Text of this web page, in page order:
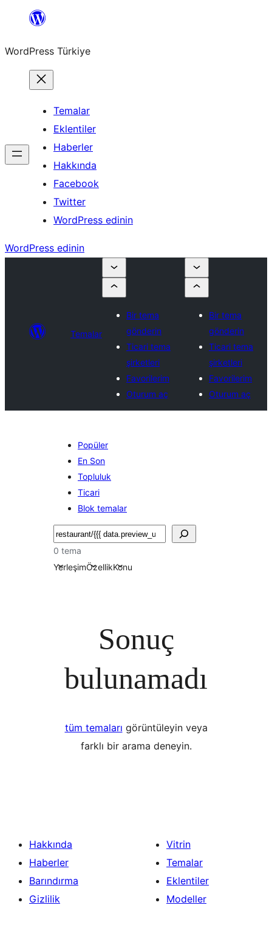
İçeriğe
WordPress Türkiye
Temalar
Eklentiler
Haberler
Hakkında
Facebook
Twitter
WordPress edinin
WordPress edinin
Temalar
Bir tema
gönderin
Ticari tema
şirketleri
Favorilerim
Oturum aç
Bir tema
gönderin
Ticari tema
şirketleri
Favorilerim
Oturum aç
Popüler
En Son
Topluluk
Ticari
Blok temalar
Ara
0 tema
YerleşimÖzellikKonu
Sonuç
bulunamadı
tüm temaları görüntüleyin veya
farklı bir arama deneyin.
Hakkında
Haberler
Barındırma
Gizlilik
Vitrin
Temalar
Eklentiler
Modeller